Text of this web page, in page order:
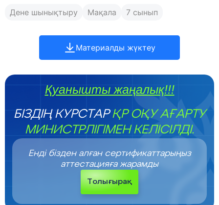
Дене шынықтыру Мақала 7 сынып
Материалды жүктеу
Қуанышты жаңалық!!!
БІЗДІҢ КУРСТАРҚР ОҚУ АҒАРТУ
МИНИСТРЛІГІМЕН КЕЛІСІЛДІ.
Енді бізден алған сертификаттарыңыз
аттестацияға жарамды
Толығырақ